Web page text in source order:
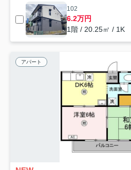
102
6.2万円
1階 / 20.25㎡ / 1K
アパート